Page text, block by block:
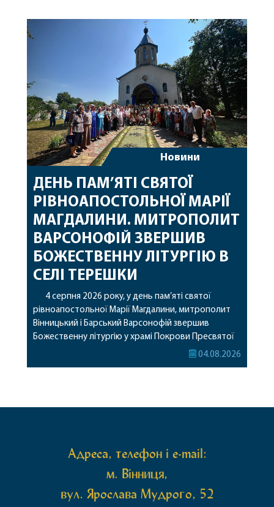
священному сані. Під час богослужіння підносилися
особливі молитви за мир в Україні, за воїнів, які
Новини
ДЕНЬ ПАМ’ЯТІ СВЯТОЇ
РІВНОАПОСТОЛЬНОЇ МАРІЇ
МАГДАЛИНИ. МИТРОПОЛИТ
ВАРСОНОФІЙ ЗВЕРШИВ
БОЖЕСТВЕННУ ЛІТУРГІЮ В
СЕЛІ ТЕРЕШКИ
4 серпня 2026 року, у день пам’яті святої
рівноапостольної Марії Магдалини, митрополит
Вінницький і Барський Варсонофій звершив
Божественну літургію у храмі Покрови Пресвятої
Богородиці села Терешки Барського благочиння.
04.08.2026
Адреса, телефон і e-mail:
м. Вінниця,
вул. Ярослава Мудрого, 52